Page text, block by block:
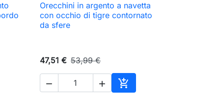
al carrello
 Anteprima
Orecchini in argento a navetta
con occhio di tigre contornato
da sfere
47,51 € 53,99 €
  
Aggiungi al carrello